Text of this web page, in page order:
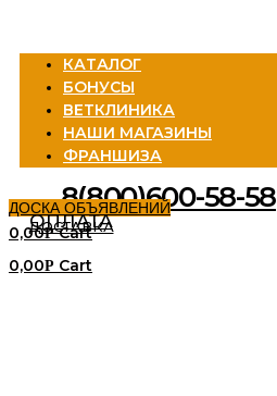
КАТАЛОГ
БОНУСЫ
ВЕТКЛИНИКА
НАШИ МАГАЗИНЫ
ФРАНШИЗА
8(800)600-58-58
ДОСКА ОБЪЯВЛЕНИЙ
ДОСТАВКА
ОПЛАТА
0,00Р Cart
0,00Р Cart